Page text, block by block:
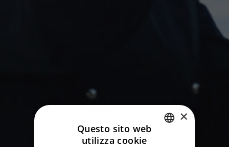
×
Questo sito web
utilizza cookie